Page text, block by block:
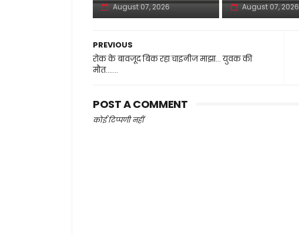
August 07, 2026 August 07, 2026
PREVIOUS
रोक के बावजूद बिक रहा चाइनीज माझा... युवक की
मौत.......
POST A COMMENT
कोई टिप्पणी नहीं